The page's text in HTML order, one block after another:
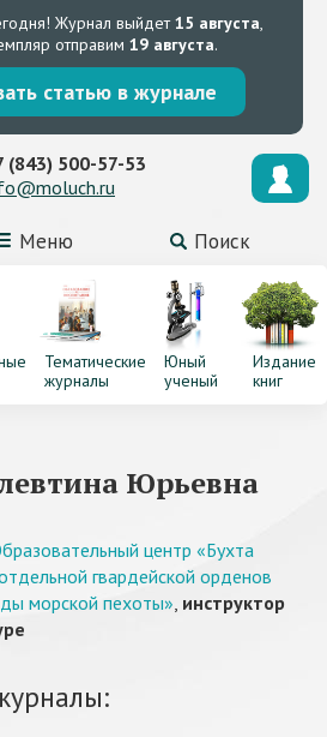
Журнал выйдет15 августа,
отправим 19 августа.
статью в журнале
Меню Поиск
(843) 500-57-53
Тематические
журналы
Юный
ученый
Издание
книг
Юрьевна
центр «Бухта
гвардейской орденов
морской пехоты», инструктор